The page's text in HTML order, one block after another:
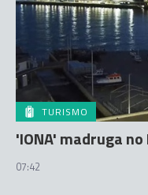
TURISMO
'IONA' madruga
07:42